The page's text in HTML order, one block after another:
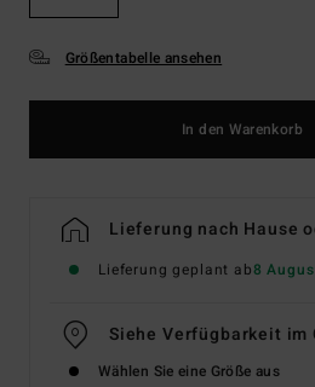
Größentabelle ansehen
In den Warenkorb
Lieferung nach Hause
Lieferung geplant ab8
Siehe Verfügbarkeit im
Wählen Sie eine Größe aus